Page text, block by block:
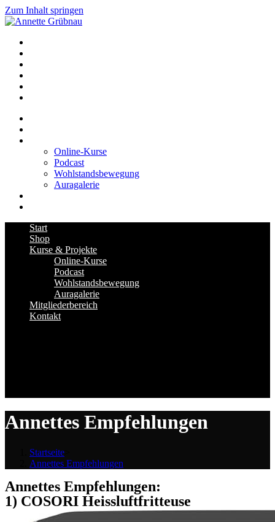
Zum Inhalt springen
Online-Kurse
Podcast
Wohlstandsbewegung
Auragalerie
Start
Shop
Kurse & Projekte
Online-Kurse
Podcast
Wohlstandsbewegung
Auragalerie
Mitgliederbereich
Kontakt
Annettes Empfehlungen
Startseite
Annettes Empfehlungen
Annettes Empfehlungen:
1) COSORI Heissluftfritteuse